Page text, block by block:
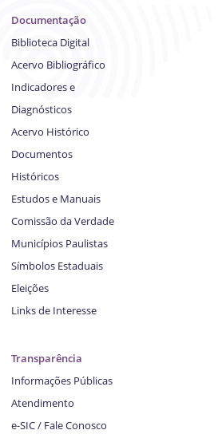
Documentação
Biblioteca Digital
Acervo Bibliográfico
Indicadores e
Diagnósticos
Acervo Histórico
Documentos
Históricos
Estudos e Manuais
Comissão da Verdade
Municípios Paulistas
Símbolos Estaduais
Eleições
Links de Interesse
Transparência
Informações Públicas
Atendimento
e-SIC / Fale Conosco